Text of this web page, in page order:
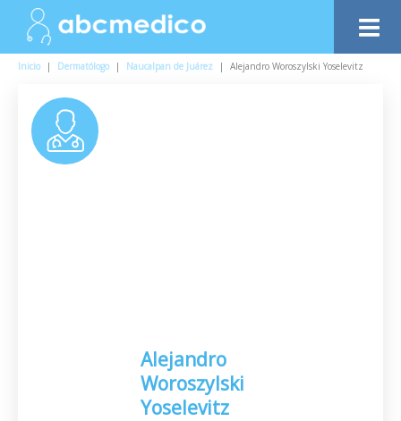
Inicio | Dermatólogo | Naucalpan de Juárez | Alejandro Woroszylski Yoselevitz
Alejandro
Woroszylski
Yoselevitz